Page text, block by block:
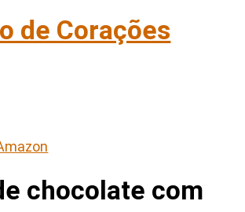
de Corações
chocolate com